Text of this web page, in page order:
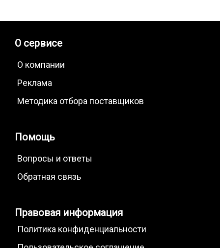
О сервисе
О компании
Реклама
Методика отбора поставщиков
Помощь
Вопросы и ответы
Обратная связь
Правовая информация
Политика конфиденциальности